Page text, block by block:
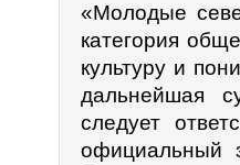
«Молодые
категория
культуру и
дальнейшая
следует
официальный